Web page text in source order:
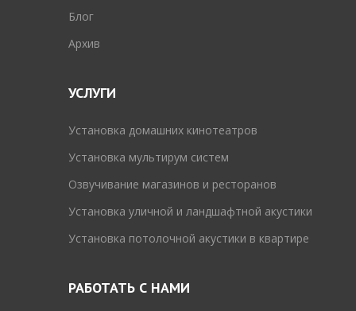
Блог
Архив
УСЛУГИ
Установка домашних кинотеатров
Установка мультирум систем
Озвучивание магазинов и ресторанов
Установка уличной и ландшафтной акустики
Установка потолочной акустики в квартире
РАБОТАТЬ С НАМИ